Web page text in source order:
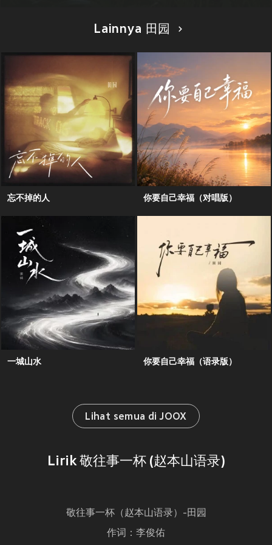
Lainnya 田园
忘不掉的人 你要自己幸福（对唱版）
一城山水 你要自己幸福（语录版）
Lihat semua di JOOX
Lirik 敬往事一杯 (赵本山语录)
敬往事一杯（赵本山语录）-田园
作词：李俊佑